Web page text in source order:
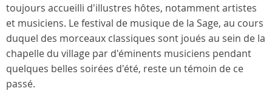
toujours accueilli d'illustres hôtes, notamment artistes
et musiciens. Le festival de musique de la Sage, au cours
duquel des morceaux classiques sont joués au sein de la
chapelle du village par d'éminents musiciens pendant
quelques belles soirées d'été, reste un témoin de ce
passé.